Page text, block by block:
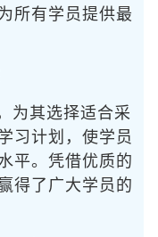
所有学员提供最
为其选择适合采
习计划，使学员
平。凭借优质的
得了广大学员的